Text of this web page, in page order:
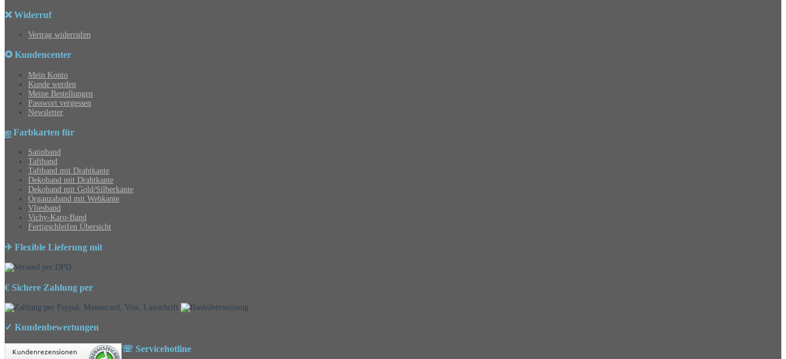
❌ Widerruf
Vertrag widerrufen
✪ Kundencenter
Mein Konto
Kunde werden
Meine Bestellungen
Passwort vergessen
Newsletter
ஐ Farbkarten für
Satinband
Taftband
Taftband mit Drahtkante
Dekoband mit Drahtkante
Dekoband mit Gold/Silberkante
Organzaband mit Webkante
Vliesband
Vichy-Karo-Band
Fertigschleifen Übersicht
✈ Flexible Lieferung mit
€ Sichere Zahlung per
✓ Kundenbewertungen
Kundenrezensionen ☏ Servicehotline